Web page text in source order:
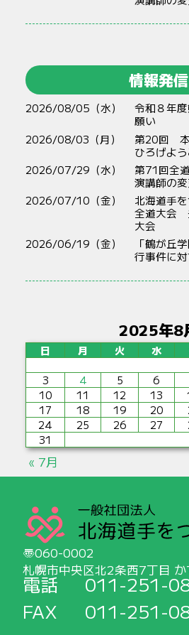
情報発信
2026/08/05（水）
令和８年
願い
2026/08/03（月）
第20回
ひろげよ
2026/07/29（水）
第71回全
演講師の
2026/07/10（金）
北海道手
全道大会
大会
2026/06/19（金）
「鶴が丘
行事件に
2025年8
日 月 火 水
3
4 5 6
10
11 12 13
17
18 19 20
24
25 26 27
31
« 7月
060-0002
札幌市中央区北2条西7丁目
電話
011-251-
FAX
011-251-